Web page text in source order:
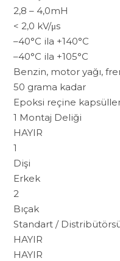
2,8 – 4,0mH
< 2,0 kV/μs
–40°C ila +140°C
–40°C ila +105°C
Benzin, motor yağı,
50 grama kadar
Epoksi reçine
1 Montaj Deliği
HAYIR
1
Dişi
Erkek
2
Bıçak
Standart /
HAYIR
HAYIR